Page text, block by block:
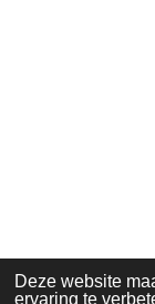
Deze website
ervaring te